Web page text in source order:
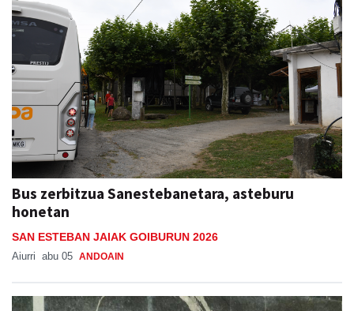
Bus zerbitzua Sanestebanetara, asteburu
honetan
SAN ESTEBAN JAIAK GOIBURUN 2026
Aiurri abu 05 ANDOAIN